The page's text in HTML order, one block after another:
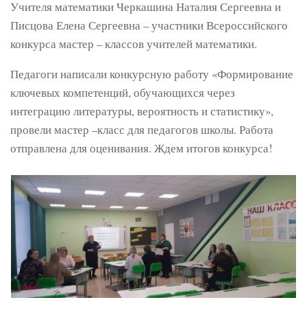
Учителя математики Черкашина Наталия Сергеевна и
Писцова Елена Сергеевна – участники Всероссийского
конкурса мастер – классов учителей математики.
Педагоги написали конкурсную работу «Формирование
ключевых компетенций, обучающихся через
интеграцию литературы, вероятность и статистику»,
провели мастер –класс для педагогов школы. Работа
отправлена для оценивания. Ждем итогов конкурса!